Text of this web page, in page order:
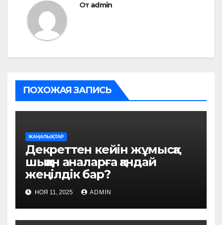
От admin
ПОХОЖАЯ ЗАПИСЬ
ЖАҢАЛЫҚТАР
Декреттен кейін жұмысқа
шыққан аналарға қандай
жеңілдік бар?
НОЯ 11, 2025 ADMIN